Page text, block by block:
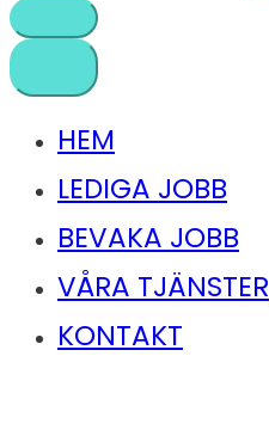
HEM
LEDIGA JOBB
BEVAKA JOBB
VÅRA TJÄNSTER
KONTAKT